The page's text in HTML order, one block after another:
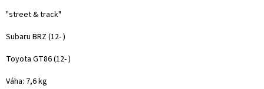
"street & track"
Subaru BRZ (12- )
Toyota GT86 (12- )
Váha: 7,6 kg